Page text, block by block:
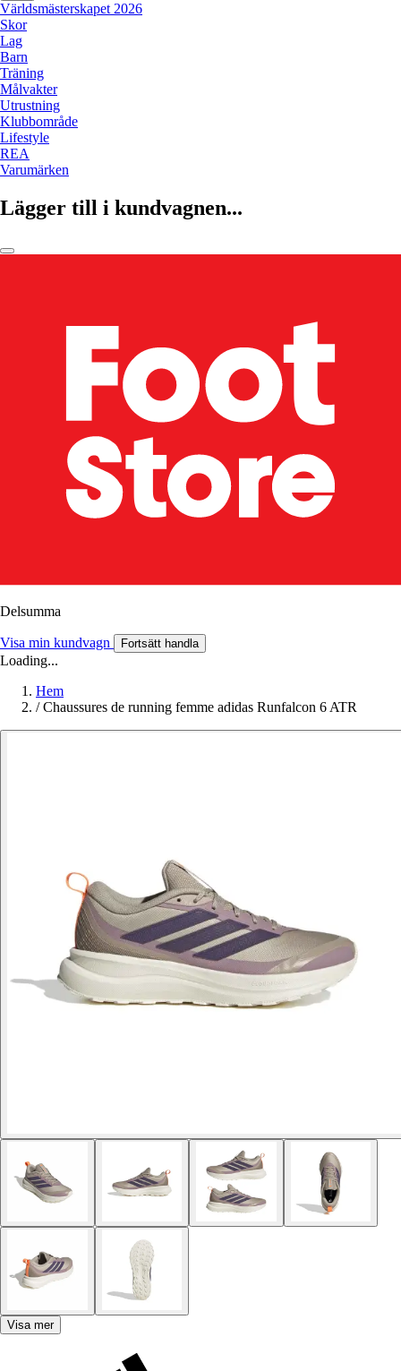
Världsmästerskapet 2026
Skor
Lag
Barn
Träning
Målvakter
Utrustning
Klubbområde
Lifestyle
REA
Varumärken
Lägger till i kundvagnen...
Delsumma
Visa min kundvagn Fortsätt handla
Loading...
Hem
/ Chaussures de running femme adidas Runfalcon 6 ATR
Visa mer